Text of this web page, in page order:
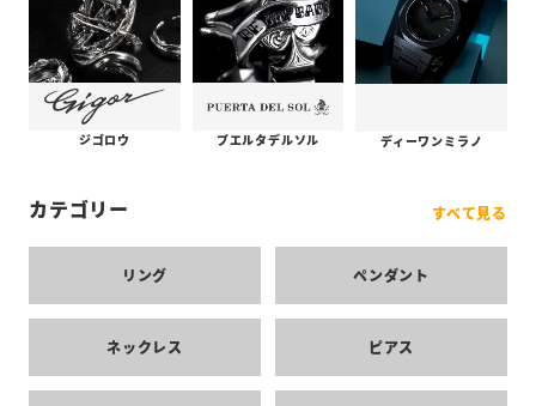
ジゴロウ プエルタデルソル ディーワンミラノ
カテゴリー すべて見る
リング ペンダント
ネックレス ピアス